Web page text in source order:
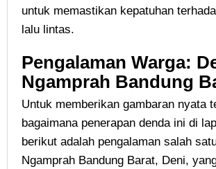
untuk memastikan kepatuhan
lalu lintas.
Pengalaman Warga:
Ngamprah Bandung
Untuk memberikan gambaran nyata
bagaimana penerapan denda ini di
berikut adalah pengalaman salah
Ngamprah Bandung Barat, Deni,